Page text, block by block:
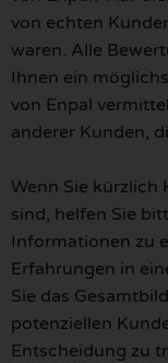
von echten
waren. Alle
Ihnen ein
von Enpal
anderer Kunden,
Wenn Sie kürzlich
sind, helfen Sie
Informationen zu
Erfahrungen in
Sie das
potenziellen
Entscheidung zu